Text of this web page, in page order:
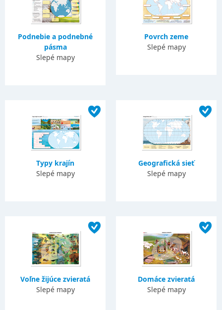
Podnebie a podnebné
pásma
Slepé mapy
Povrch zeme
Slepé mapy
Typy krajín
Slepé mapy
Geografická sieť
Slepé mapy
Voľne žijúce zvieratá
Slepé mapy
Domáce zvieratá
Slepé mapy